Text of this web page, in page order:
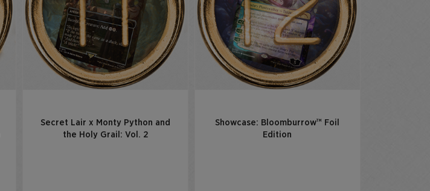
Secret Lair x Monty Python and
the Holy Grail: Vol. 2
Showcase: Bloomburrow™ Foil
Edition